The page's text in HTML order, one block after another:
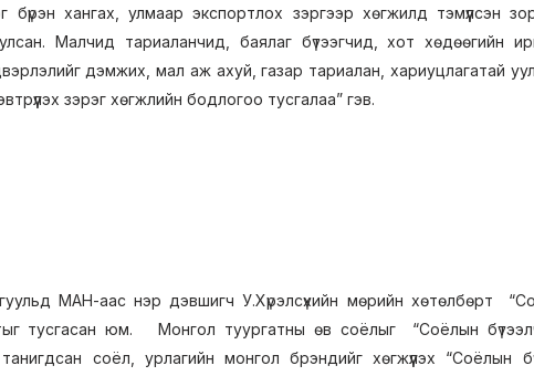
бүрэн хангах, улмаар экспортлох зэргээр хөгжилд тэмүүлсэн
Малчид тариаланчид, баялаг бүтээгчид, хот хөдөөгийн
дэмжих, мал аж ахуй, газар тариалан, хариуцлагатай
зэрэг хөгжлийн бодлогоо тусгалаа” гэв.
МАН-аас нэр дэвшигч У.Хүрэлсүхийн мөрийн хөтөлбөрт
тусгасан юм. Монгол туургатны өв соёлыг “Соёлын бүтээлч
соёл, урлагийн монгол брэндийг хөгжүүлэх “Соёлын